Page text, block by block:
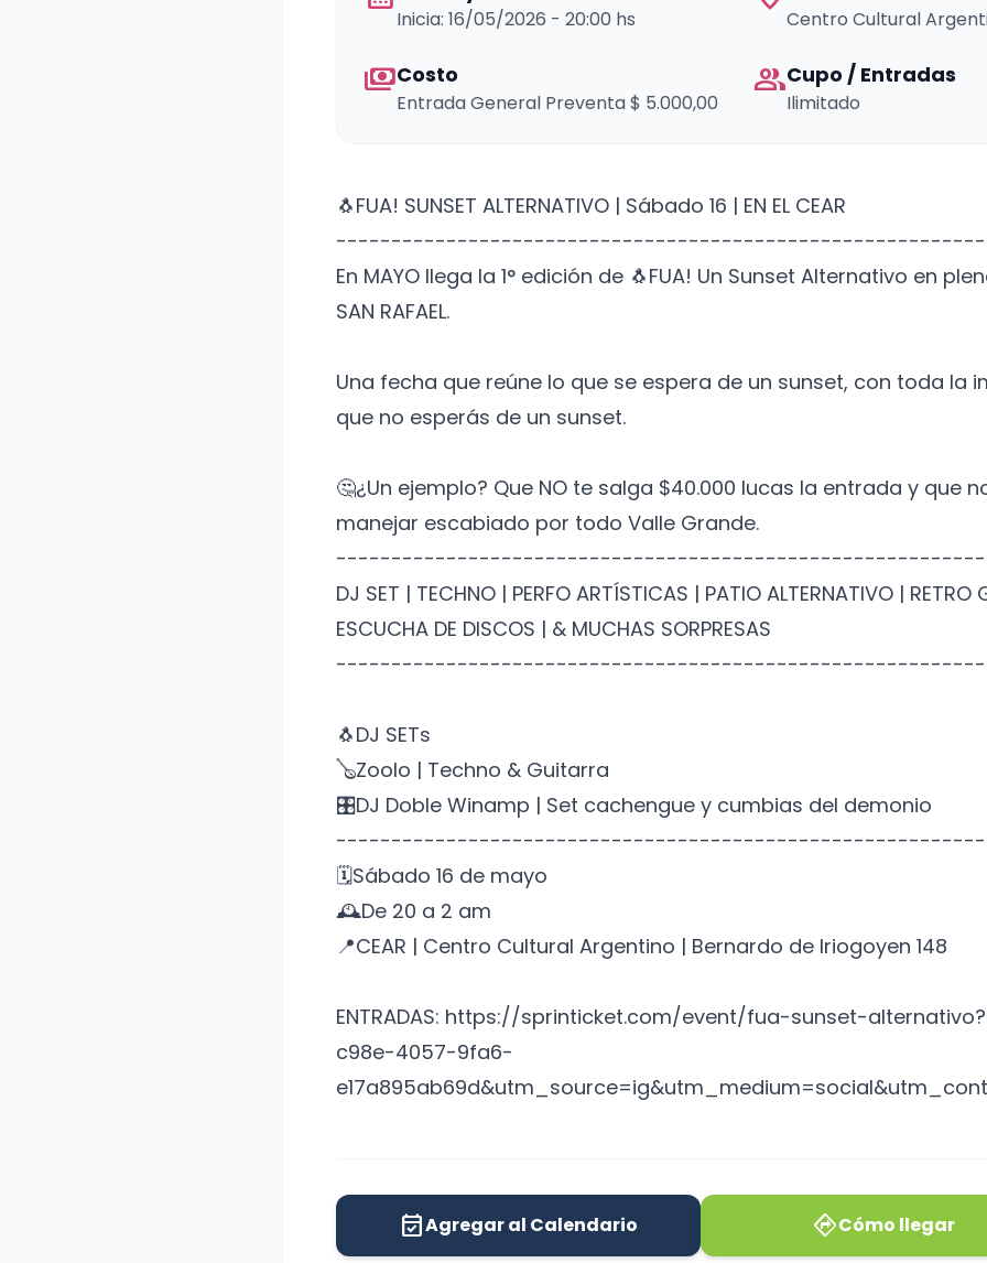
Inicia: 16/05/2026 - 20:00 hs Centro Cultural
paymentsCosto
Entrada General Preventa $ 5.000,00
groupCupo / Entradas
Ilimitado
🐧FUA! SUNSET ALTERNATIVO | Sábado 16 | EN EL CEAR
En MAYO llega la 1° edición de 🐧FUA! Un Sunset Alternativo en
SAN RAFAEL.
Una fecha que reúne lo que se espera de un sunset, con toda la
que no esperás de un sunset.
🤔¿Un ejemplo? Que NO te salga $40.000 lucas la entrada y que
manejar escabiado por todo Valle Grande.
DJ SET | TECHNO | PERFO ARTÍSTICAS | PATIO ALTERNATIVO | RETRO
ESCUCHA DE DISCOS | & MUCHAS SORPRESAS
🐧DJ SETs
🪕Zoolo | Techno & Guitarra
🎛DJ Doble Winamp | Set cachengue y cumbias del demonio
🗓Sábado 16 de mayo
🕰De 20 a 2 am
📍CEAR | Centro Cultural Argentino | Bernardo de Iriogoyen 148
ENTRADAS: https://sprinticket.com/event/fua-sunset-
c98e-4057-9fa6-
event_availableAgregar al Calendario directionsCómo llegar